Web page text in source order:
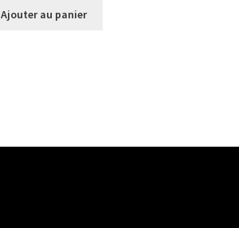
Ajouter au panier